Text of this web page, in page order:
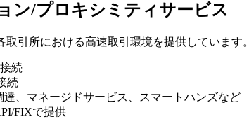
ン/プロキシミティサービス
引所における高速取引環境を提供しています。
続
続
達、マネージドサービス、スマートハンズなど
FIXで提供